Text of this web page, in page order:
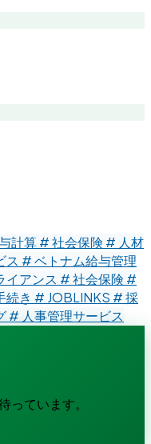
計算# 社会保険 # 人材
ス # ベトナム給与管理
イアンス # 社会保険 #
続き # JOBLINKS # 採
# 人事管理サービス
っています。